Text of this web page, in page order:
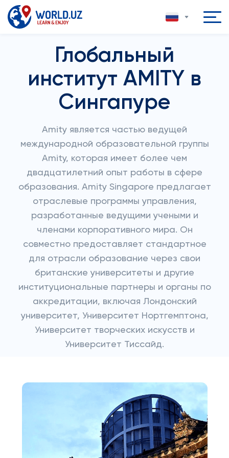
Глобальный
институт AMITY в
Сингапуре
Amity является частью ведущей
международной образовательной группы
Amity, которая имеет более чем
двадцатилетний опыт работы в сфере
образования. Amity Singapore предлагает
отраслевые программы управления,
разработанные ведущими учеными и
членами корпоративного мира. Он
совместно предоставляет стандартное
для отрасли образование через свои
британские университеты и другие
институциональные партнеры и органы по
аккредитации, включая Лондонский
университет, Университет Нортгемптона,
Университет творческих искусств и
Университет Тиссайд.